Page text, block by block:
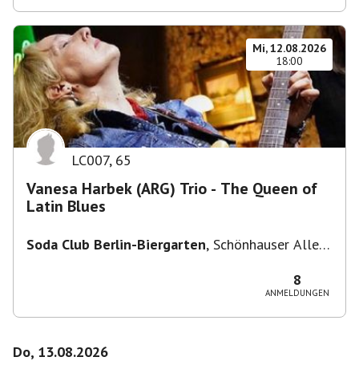
Mi, 12.08.2026
18:00
LC007, 65
Vanesa Harbek (ARG) Trio - The Queen of
Latin Blues
Soda Club Berlin-Biergarten, Schönhauser Allee
8
ANMELDUNGEN
Do, 13.08.2026